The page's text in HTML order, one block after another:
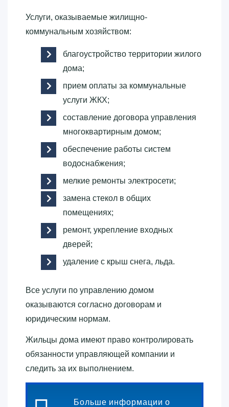
Услуги, оказываемые жилищно-
коммунальным хозяйством:
благоустройство территории жилого
дома;
прием оплаты за коммунальные
услуги ЖКХ;
составление договора управления
многоквартирным домом;
обеспечение работы систем
водоснабжения;
мелкие ремонты электросети;
замена стекол в общих
помещениях;
ремонт, укрепление входных
дверей;
удаление с крыш снега, льда.
Все услуги по управлению домом
оказываются согласно договорам и
юридическим нормам.
Жильцы дома имеют право контролировать
обязанности управляющей компании и
следить за их выполнением.
Больше информации о